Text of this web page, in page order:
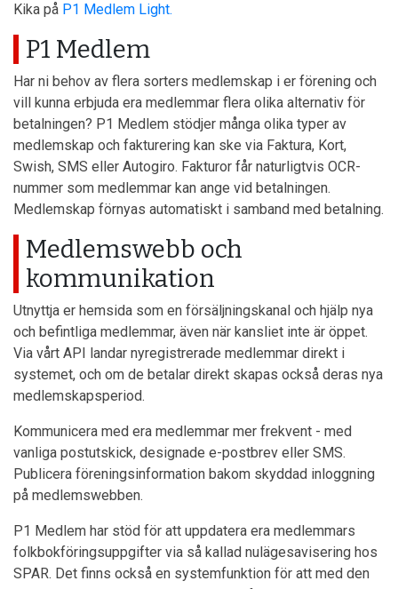
Kika på P1 Medlem Light.
P1 Medlem
Har ni behov av flera sorters medlemskap i er förening och
vill kunna erbjuda era medlemmar flera olika alternativ för
betalningen? P1 Medlem stödjer många olika typer av
medlemskap och fakturering kan ske via Faktura, Kort,
Swish, SMS eller Autogiro. Fakturor får naturligtvis OCR-
nummer som medlemmar kan ange vid betalningen.
Medlemskap förnyas automatiskt i samband med betalning.
Medlemswebb och
kommunikation
Utnyttja er hemsida som en försäljningskanal och hjälp nya
och befintliga medlemmar, även när kansliet inte är öppet.
Via vårt API landar nyregistrerade medlemmar direkt i
systemet, och om de betalar direkt skapas också deras nya
medlemskapsperiod.
Kommunicera med era medlemmar mer frekvent - med
vanliga postutskick, designade e-postbrev eller SMS.
Publicera föreningsinformation bakom skyddad inloggning
på medlemswebben.
P1 Medlem har stöd för att uppdatera era medlemmars
folkbokföringsuppgifter via så kallad nulägesavisering hos
SPAR. Det finns också en systemfunktion för att med den